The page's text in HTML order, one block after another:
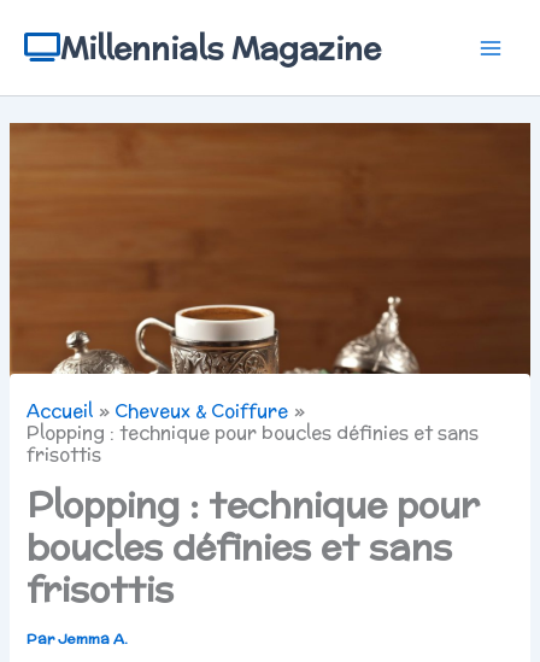
contenuMillennials Magazine
Accueil
Cheveux & Coiffure
Plopping : technique pour boucles définies et sans
frisottis
Plopping : technique pour
boucles définies et sans
frisottis
ParJemma A.